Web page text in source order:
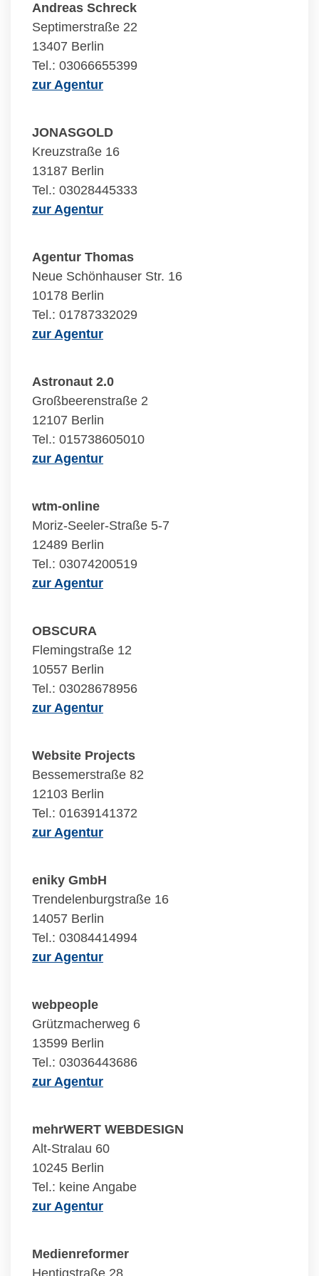
Andreas Schreck
Septimerstraße 22
13407 Berlin
Tel.: 03066655399
zur Agentur
JONASGOLD
Kreuzstraße 16
13187 Berlin
Tel.: 03028445333
zur Agentur
Agentur Thomas
Neue Schönhauser Str. 16
10178 Berlin
Tel.: 01787332029
zur Agentur
Astronaut 2.0
Großbeerenstraße 2
12107 Berlin
Tel.: 015738605010
zur Agentur
wtm-online
Moriz-Seeler-Straße 5-7
12489 Berlin
Tel.: 03074200519
zur Agentur
OBSCURA
Flemingstraße 12
10557 Berlin
Tel.: 03028678956
zur Agentur
Website Projects
Bessemerstraße 82
12103 Berlin
Tel.: 01639141372
zur Agentur
eniky GmbH
Trendelenburgstraße 16
14057 Berlin
Tel.: 03084414994
zur Agentur
webpeople
Grützmacherweg 6
13599 Berlin
Tel.: 03036443686
zur Agentur
mehrWERT WEBDESIGN
Alt-Stralau 60
10245 Berlin
Tel.: keine Angabe
zur Agentur
Medienreformer
Hentigstraße 28